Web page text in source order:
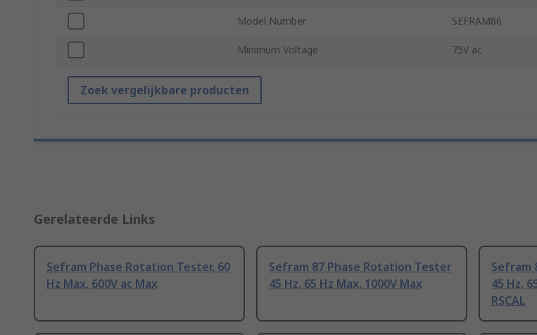
Model Number SEFRAM86
Minimum Voltage 75V ac
Zoek vergelijkbare producten
Gerelateerde Links
Sefram Phase Rotation Tester, 60
Hz Max, 600V ac Max
Sefram 87 Phase Rotation Tester
45 Hz, 65 Hz Max, 1000V Max
Sefram
45 Hz,
RSCAL